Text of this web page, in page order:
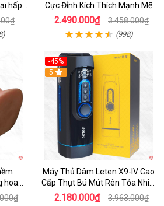
hấp
Cực Đỉnh Kích Thích Mạnh Mẽ
2.490.000₫ 3.458.000₫
(998)
hoa
-45%
Hot
5
Máy Thủ Dâm Leten X9-IV Cao
Cấp Thụt Bú Mút Rên Tỏa Nhiệt
Sạc Pin
2.180.000₫ 3.963.000₫